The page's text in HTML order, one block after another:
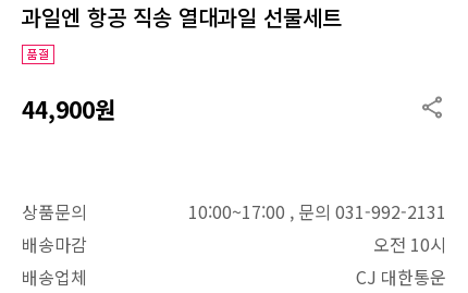
과일엔 항공 직송 열대과일 선물세트
44,900원
상품문의
10:00~17:00 , 문의 031-992-2131
배송마감
오전 10시
배송업체
CJ 대한통운